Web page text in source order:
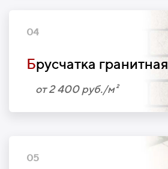
04
Брусчатка гранитная
от 2 400 руб./м²
05